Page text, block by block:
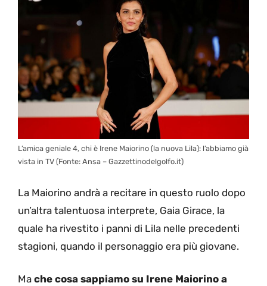
L’amica geniale 4, chi è Irene Maiorino (la nuova Lila): l’abbiamo già
vista in TV (Fonte: Ansa – Gazzettinodelgolfo.it)
La Maiorino andrà a recitare in questo ruolo dopo
un’altra talentuosa interprete, Gaia Girace, la
quale ha rivestito i panni di Lila nelle precedenti
stagioni, quando il personaggio era più giovane.
Ma che cosa sappiamo su Irene Maiorino a